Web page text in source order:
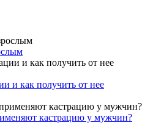
и как получить от нее
кастрацию у мужчин?